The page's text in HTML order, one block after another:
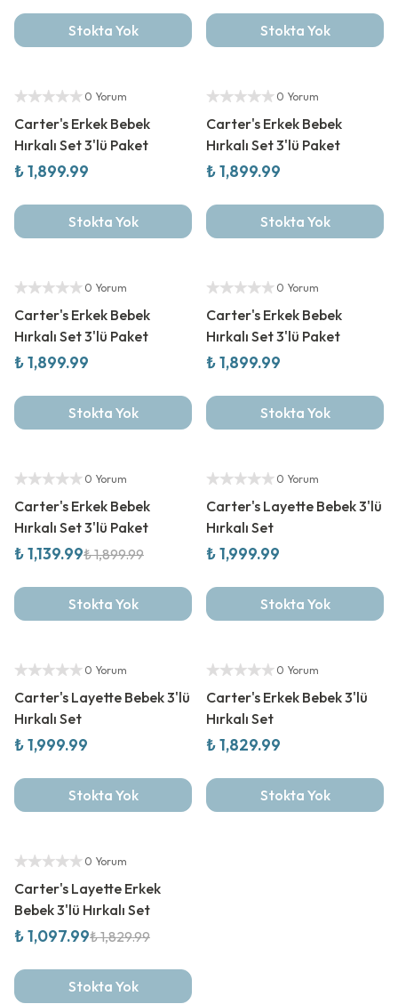
Stokta Yok Stokta Yok
0 Yorum
Carter's Erkek Bebek
Hırkalı Set 3'lü Paket
₺ 1,899.99
Stokta Yok
0 Yorum
Carter's Erkek Bebek
Hırkalı Set 3'lü Paket
₺ 1,899.99
Stokta Yok
0 Yorum
Carter's Erkek Bebek
Hırkalı Set 3'lü Paket
₺ 1,899.99
Stokta Yok
0 Yorum
Carter's Erkek Bebek
Hırkalı Set 3'lü Paket
₺ 1,899.99
Stokta Yok
Yetkili Satıcı
0 Yorum
Carter's Erkek Bebek
Hırkalı Set 3'lü Paket
₺ 1,139.99₺ 1,899.99
Stokta Yok
0 Yorum
Carter's Layette Bebek 3'lü
Hırkalı Set
₺ 1,999.99
Stokta Yok
0 Yorum
Carter's Layette Bebek 3'lü
Hırkalı Set
₺ 1,999.99
Stokta Yok
0 Yorum
Carter's Erkek Bebek 3'lü
Hırkalı Set
₺ 1,829.99
Stokta Yok
Yetkili Satıcı
0 Yorum
Carter's Layette Erkek
Bebek 3'lü Hırkalı Set
₺ 1,097.99₺ 1,829.99
Stokta Yok